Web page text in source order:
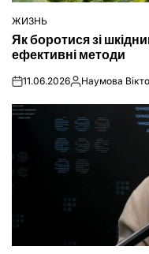
ОПУБЛІКУВАТИ
У
ЖИЗНЬ
Як боротися зі
ефективні методи
on11.06.2026Опубліковано
Наумова